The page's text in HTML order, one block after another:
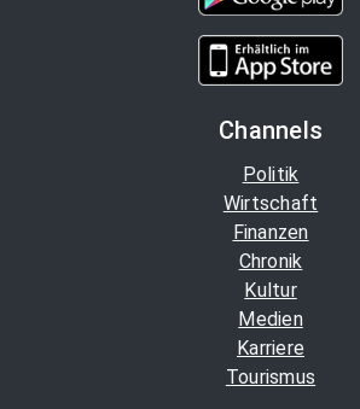
Channels
Politik
Wirtschaft
Finanzen
Chronik
Kultur
Medien
Karriere
Tourismus